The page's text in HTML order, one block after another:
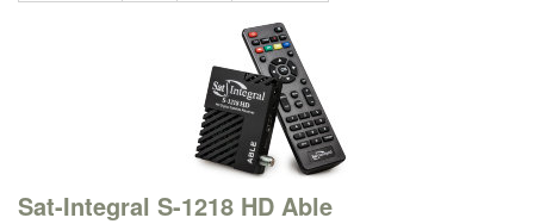
Sat-Integral S-1218 HD Able